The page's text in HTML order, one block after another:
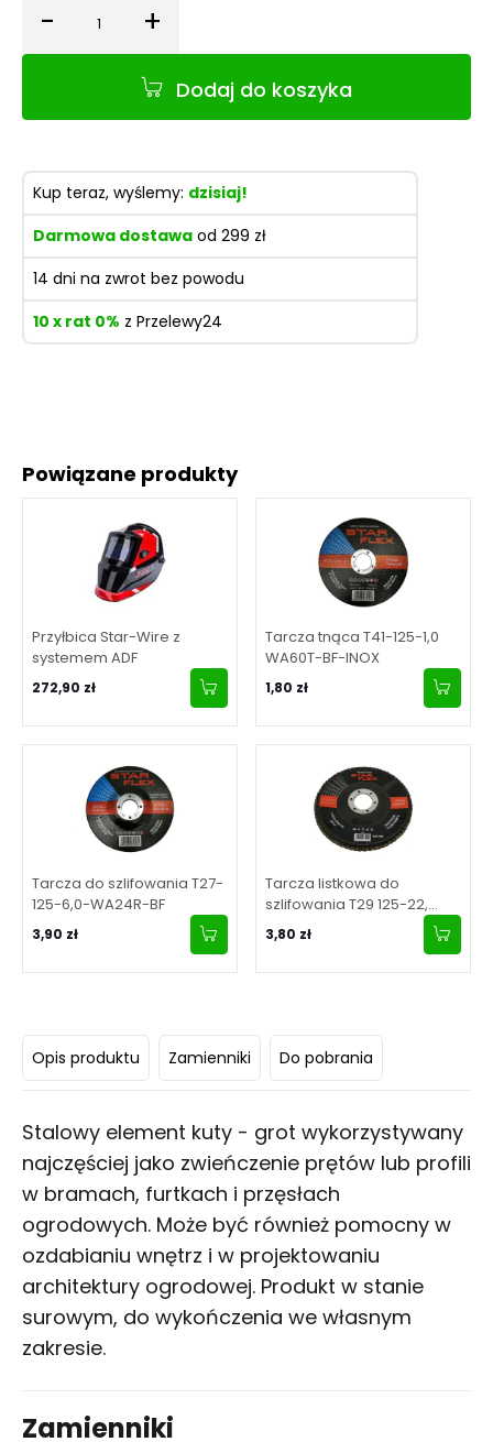
Powiązane produkty
Przyłbica Star-Wire z
systemem ADF
272,90 zł
Tarcza tnąca T41-125-1,0
WA60T-BF-INOX
1,80 zł
Tarcza do szlifowania T27-
125-6,0-WA24R-BF
3,90 zł
Tarcza listkowa do
szlifowania T29 125-22,
granulacja 80
3,80 zł
Opis produktu Zamienniki Do pobrania
Stalowy element kuty - grot wykorzystywany
najczęściej jako zwieńczenie prętów lub profili
w bramach, furtkach i przęsłach
ogrodowych. Może być również pomocny w
ozdabianiu wnętrz i w projektowaniu
architektury ogrodowej. Produkt w stanie
surowym, do wykończenia we własnym
zakresie.
Zamienniki
- Ilość +
Dodaj do koszyka
Kup teraz, wyślemy: dzisiaj!
Darmowa dostawa od 299 zł
14 dni na zwrot bez powodu
10 x rat 0% z Przelewy24